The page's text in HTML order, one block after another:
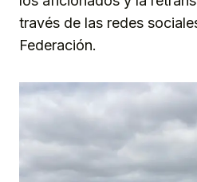
través de las redes
Federación.